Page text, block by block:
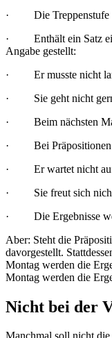
· Die Treppenstufe
· Enthält ein Satz
Angabe gestellt:
· Er musste nicht
· Sie geht nicht gern
· Beim nächsten Mal
· Bei Präpositionen
· Er wartet nicht auf
· Sie freut sich nicht
· Die Ergebnisse
Aber: Steht die
davorgestellt.
Montag werden die
Montag werden die
Nicht bei der